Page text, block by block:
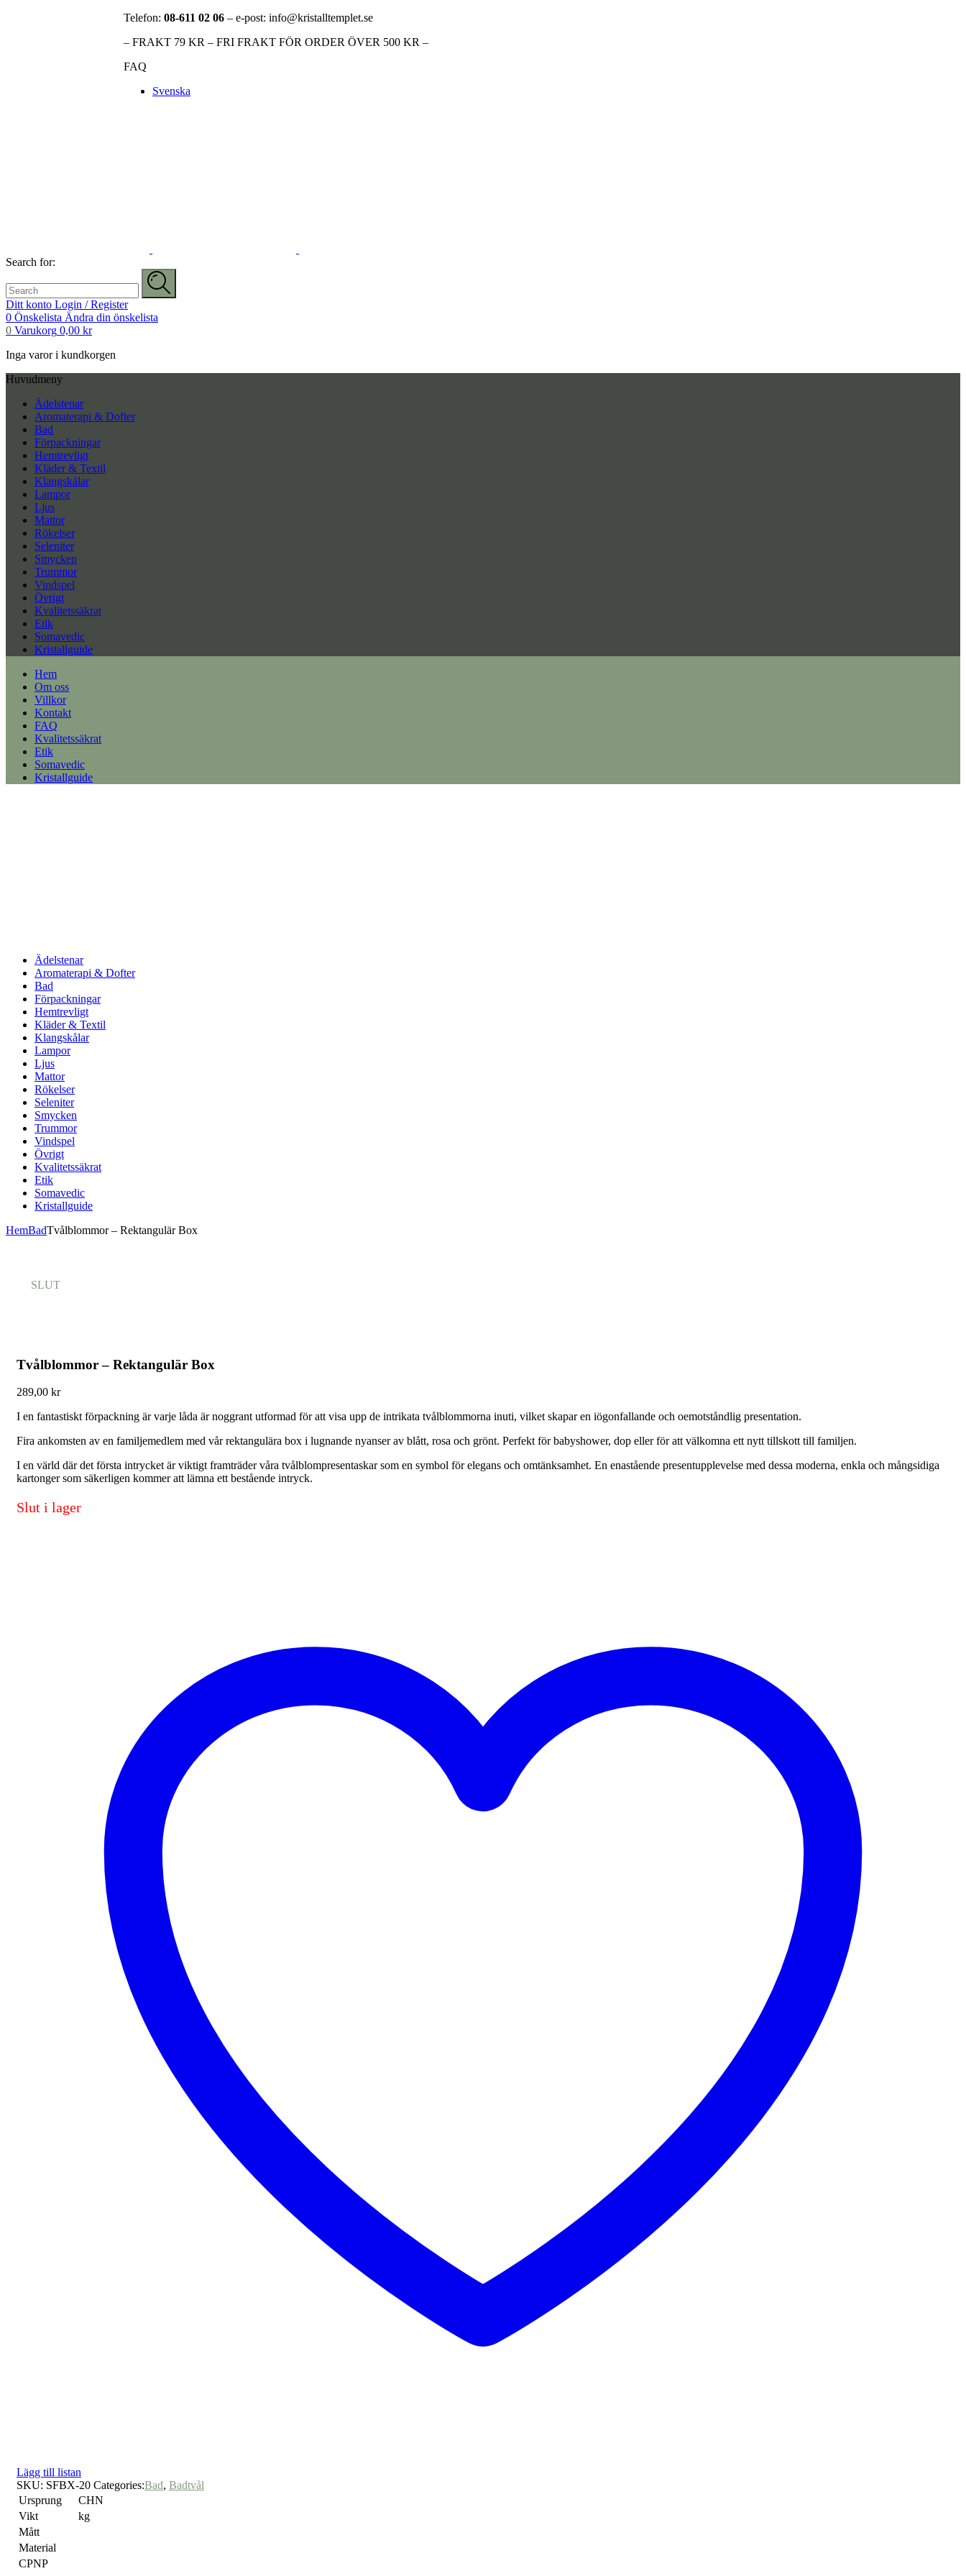
Telefon: 08-611 02 06 – e-post: info@kristalltemplet.se
– FRAKT 79 KR – FRI FRAKT FÖR ORDER ÖVER 500 KR –
FAQ
Svenska
Search for:
Ditt konto Login / Register
0 Önskelista Ändra din önskelista
0 Varukorg 0,00 kr
Inga varor i kundkorgen
Huvudmeny
Ädelstenar
Aromaterapi & Dofter
Bad
Förpackningar
Hemtrevligt
Kläder & Textil
Klangskålar
Lampor
Ljus
Mattor
Rökelser
Seleniter
Smycken
Trummor
Vindspel
Övrigt
Kvalitetssäkrat
Etik
Somavedic
Kristallguide
Hem
Om oss
Villkor
Kontakt
FAQ
Kvalitetssäkrat
Etik
Somavedic
Kristallguide
Ädelstenar
Aromaterapi & Dofter
Bad
Förpackningar
Hemtrevligt
Kläder & Textil
Klangskålar
Lampor
Ljus
Mattor
Rökelser
Seleniter
Smycken
Trummor
Vindspel
Övrigt
Kvalitetssäkrat
Etik
Somavedic
Kristallguide
HemBadTvålblommor – Rektangulär Box
SLUT
Tvålblommor – Rektangulär Box
289,00 kr
I en fantastiskt förpackning är varje låda är noggrant utformad för att visa upp de intrikata tvålblommorna inuti, vilket skapar en iögonfallande och oemotståndlig presentation.
Fira ankomsten av en familjemedlem med vår rektangulära box i lugnande nyanser av blått, rosa och grönt. Perfekt för babyshower, dop eller för att välkomna ett nytt tillskott till familjen.
I en värld där det första intrycket är viktigt framträder våra tvålblompresentaskar som en symbol för elegans och omtänksamhet. En enastående presentupplevelse med dessa moderna, enkla och mångsidiga
kartonger som säkerligen kommer att lämna ett bestående intryck.
Slut i lager
Lägg till listan
SKU: SFBX-20 Categories:Bad, Badtvål
Ursprung
CHN
Vikt
kg
Mått
Material
CPNP